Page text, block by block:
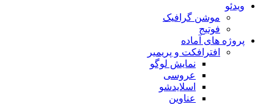
ویدئو
موشن گرافیک
فوتیج
پروژه های آماده
افترافکت و پریمیر
نمایش لوگو
عروسی
اسلایدشو
عناوین